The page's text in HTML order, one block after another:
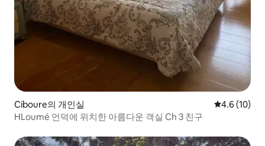
Ciboure의 개인실 평점 4.6점(5
4.6 (10)
HLoumé 언덕에 위치한 아름다운 객실 Ch 3 친구